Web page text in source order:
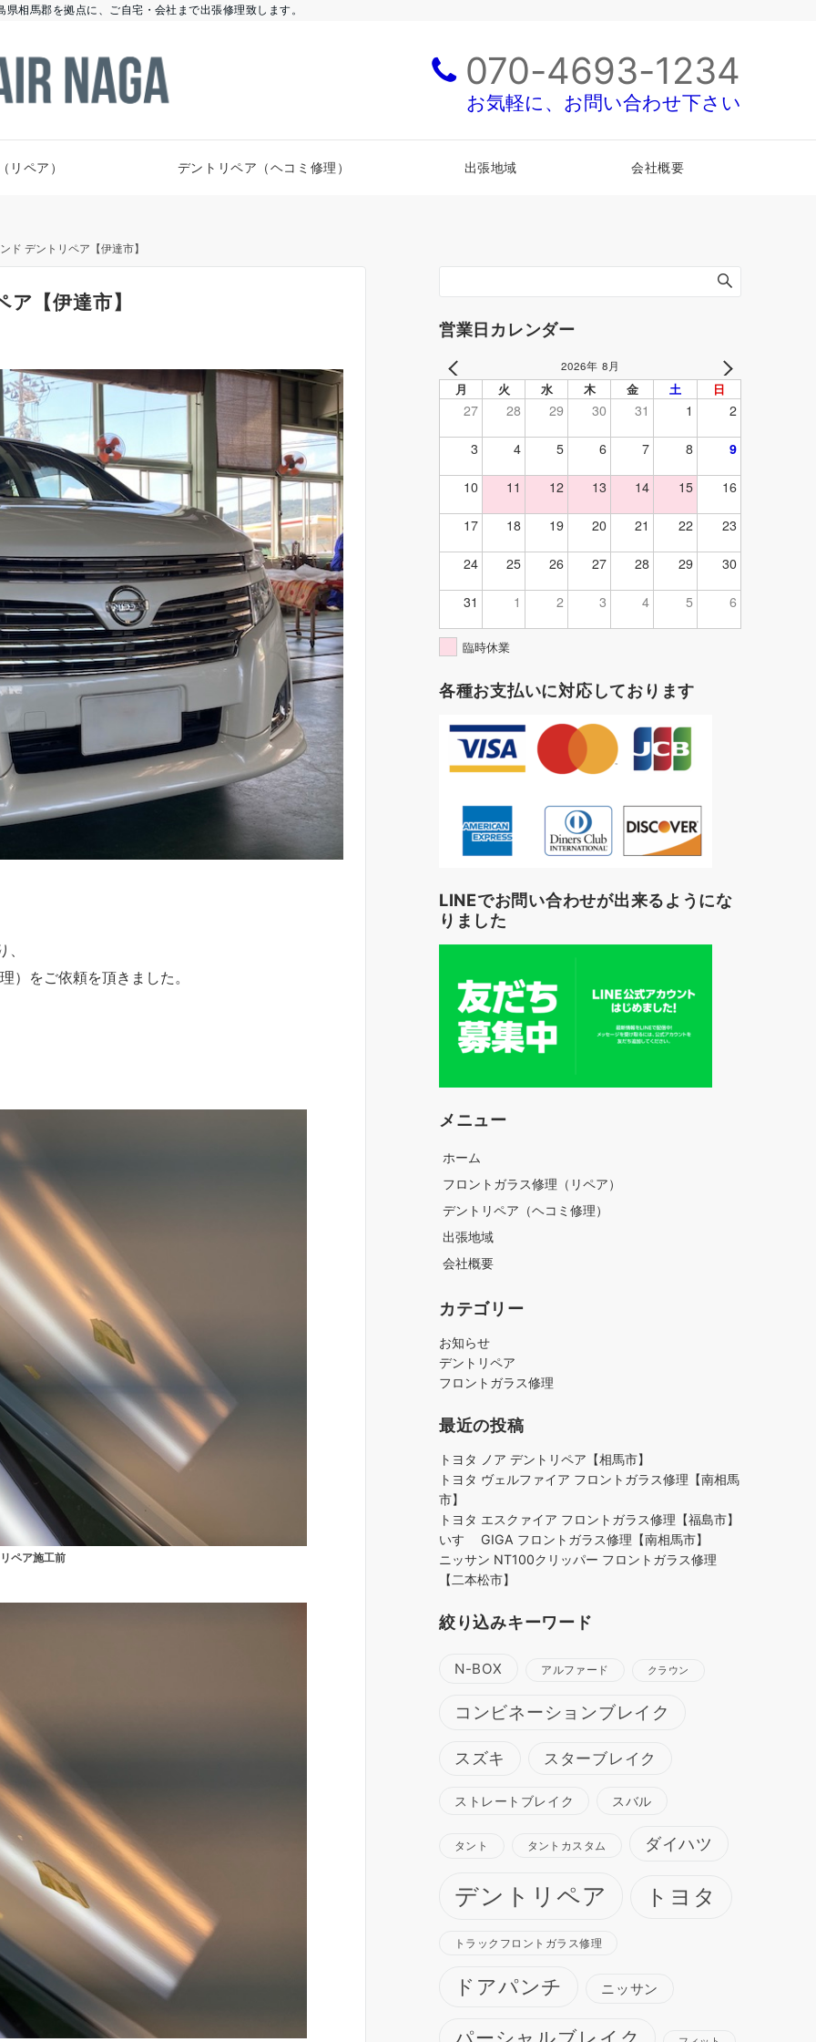
相馬郡を拠点に、ご自宅・会社まで出張修理致します。
070-4693-1234
お気軽に、お問い合わせ下さい
リペア） デントリペア（ヘコミ修理） 出張地域 会社概要
ド デントリペア【伊達市】
【伊達市】
）をご依頼を頂きました。
ペア施工前
営業日カレンダー
2026年 8月
月 火 水 木 金 土 日
27 28 29 30 31 1 2
3 4 5 6 7 8 9
10 11 12 13 14 15 16
17 18 19 20 21 22 23
24 25 26 27 28 29 30
31 1 2 3 4 5 6
臨時休業
各種お支払いに対応しております
LINEでお問い合わせが出来るようにな
りました
メニュー
ホーム
フロントガラス修理（リペア）
デントリペア（ヘコミ修理）
出張地域
会社概要
カテゴリー
お知らせ
デントリペア
フロントガラス修理
最近の投稿
トヨタ ノア デントリペア【相馬市】
トヨタ ヴェルファイア フロントガラス修理【南相馬
市】
トヨタ エスクァイア フロントガラス修理【福島市】
いすゞ GIGA フロントガラス修理【南相馬市】
ニッサン NT100クリッパー フロントガラス修理
【二本松市】
絞り込みキーワード
N-BOX アルファード クラウン
コンビネーションブレイク
スズキ スターブレイク
ストレートブレイク スバル
タント タントカスタム ダイハツ
デントリペア トヨタ
トラックフロントガラス修理
ドアパンチ ニッサン